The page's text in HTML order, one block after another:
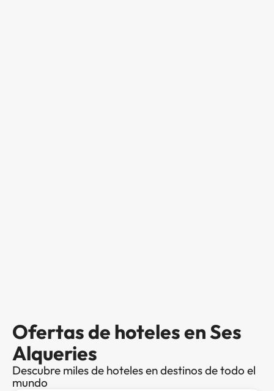
Ofertas de hoteles en Ses
Alqueries
Descubre miles de hoteles en destinos de todo el
mundo